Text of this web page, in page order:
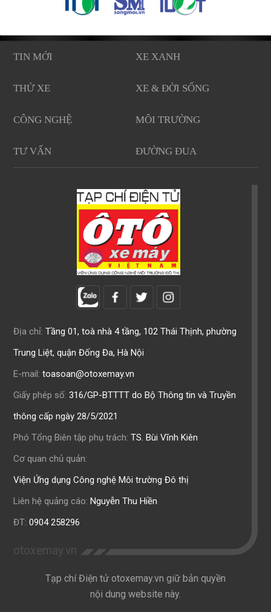
TIN MỚI XE XANH
THỬ XE XE & ĐỜI SỐNG
CÔNG NGHỆ MÔI TRƯỜNG
TƯ VẤN ĐƯỜNG ĐUA
Địa chỉ: Tầng 01, toà nhà 4 tầng, 102 Thái Thịnh, phường
Trung Liệt, quận Đống Đa, Hà Nội
E-mail: toasoan@otoxemay.vn
Giấy phép số: 316/GP-BTTTT do Bộ Thông tin và Truyền
thông cấp ngày 28/5/2021
Phó Tổng Biên tập phụ trách: TS. Bùi Vĩnh Kiên
Cơ quan chủ quản:
Viện Ứng dụng Công nghệ Môi trường Đô thị
Liên hệ quảng cáo: Nguyễn Thu Hiền
ĐT: 0904 258296
otoxemay.vn
Tạp chí Điện tử otoxemay.vn giữ bản quyền
nội dung website này.